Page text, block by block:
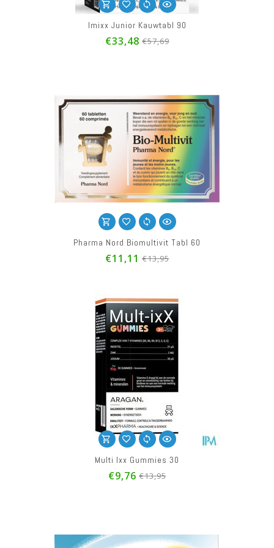
Imixx Junior Kauwtabl 90
€33,48 €57,69
Pharma Nord Biomultivit Tabl 60
€11,11 €13,95
Multi Ixx Gummies 30
€9,76 €13,95